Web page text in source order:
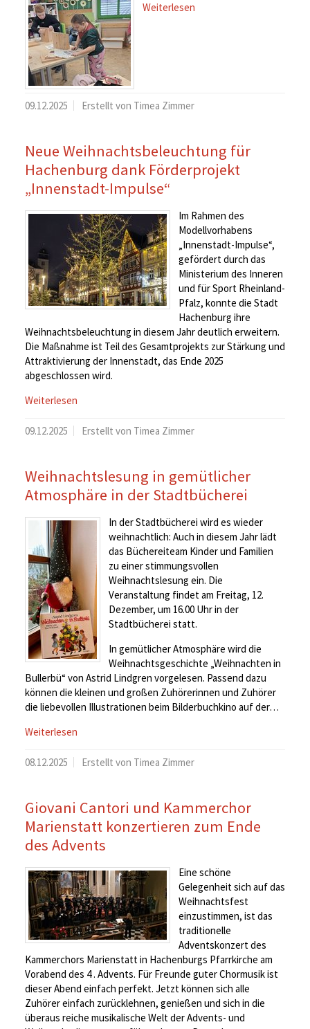
Weiterlesen
09.12.2025 Erstellt von Timea Zimmer
Neue Weihnachtsbeleuchtung für
Hachenburg dank Förderprojekt
„Innenstadt-Impulse“
Im Rahmen des
Modellvorhabens
„Innenstadt-Impulse“,
gefördert durch das
Ministerium des Inneren
und für Sport Rheinland-
Pfalz, konnte die Stadt
Hachenburg ihre
Weihnachtsbeleuchtung in diesem Jahr deutlich erweitern.
Die Maßnahme ist Teil des Gesamtprojekts zur Stärkung und
Attraktivierung der Innenstadt, das Ende 2025
abgeschlossen wird.
Weiterlesen
09.12.2025 Erstellt von Timea Zimmer
Weihnachtslesung in gemütlicher
Atmosphäre in der Stadtbücherei
In der Stadtbücherei wird es wieder
weihnachtlich: Auch in diesem Jahr lädt
das Büchereiteam Kinder und Familien
zu einer stimmungsvollen
Weihnachtslesung ein. Die
Veranstaltung findet am Freitag, 12.
Dezember, um 16.00 Uhr in der
Stadtbücherei statt.
In gemütlicher Atmosphäre wird die
Weihnachtsgeschichte „Weihnachten in
Bullerbü“ von Astrid Lindgren vorgelesen. Passend dazu
können die kleinen und großen Zuhörerinnen und Zuhörer
die liebevollen Illustrationen beim Bilderbuchkino auf der…
Weiterlesen
08.12.2025 Erstellt von Timea Zimmer
Giovani Cantori und Kammerchor
Marienstatt konzertieren zum Ende
des Advents
Eine schöne
Gelegenheit sich auf das
Weihnachtsfest
einzustimmen, ist das
traditionelle
Adventskonzert des
Kammerchors Marienstatt in Hachenburgs Pfarrkirche am
Vorabend des 4 . Advents. Für Freunde guter Chormusik ist
dieser Abend einfach perfekt. Jetzt können sich alle
Zuhörer einfach zurücklehnen, genießen und sich in die
überaus reiche musikalische Welt der Advents- und